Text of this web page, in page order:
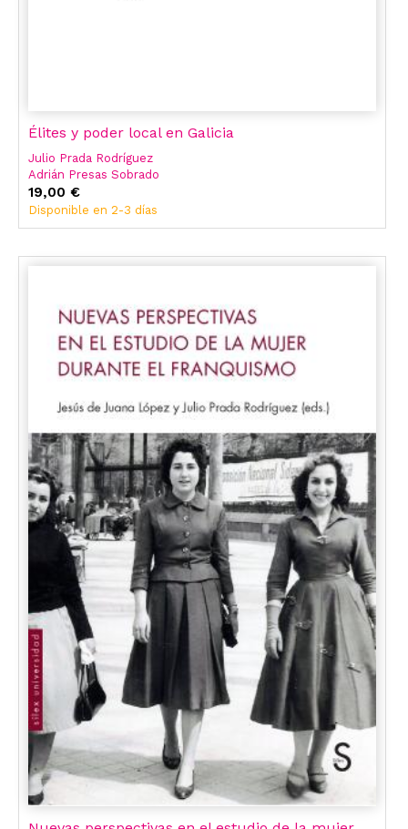
Élites y poder local en Galicia
Julio Prada Rodríguez
Adrián Presas Sobrado
19,00 €
Disponible en 2-3 días